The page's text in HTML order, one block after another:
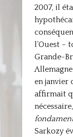
2007, il
l’Ouest –
Grande-
en janvier
affirmait
Sarkozy